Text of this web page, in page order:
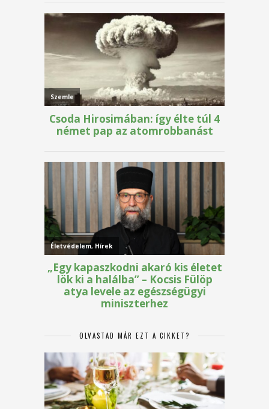
OLVASTAD MÁR EZT A CIKKET?